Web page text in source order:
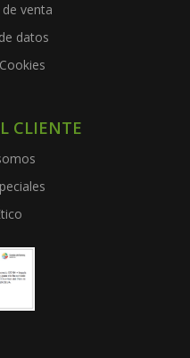
venta
datos
CLIENTE